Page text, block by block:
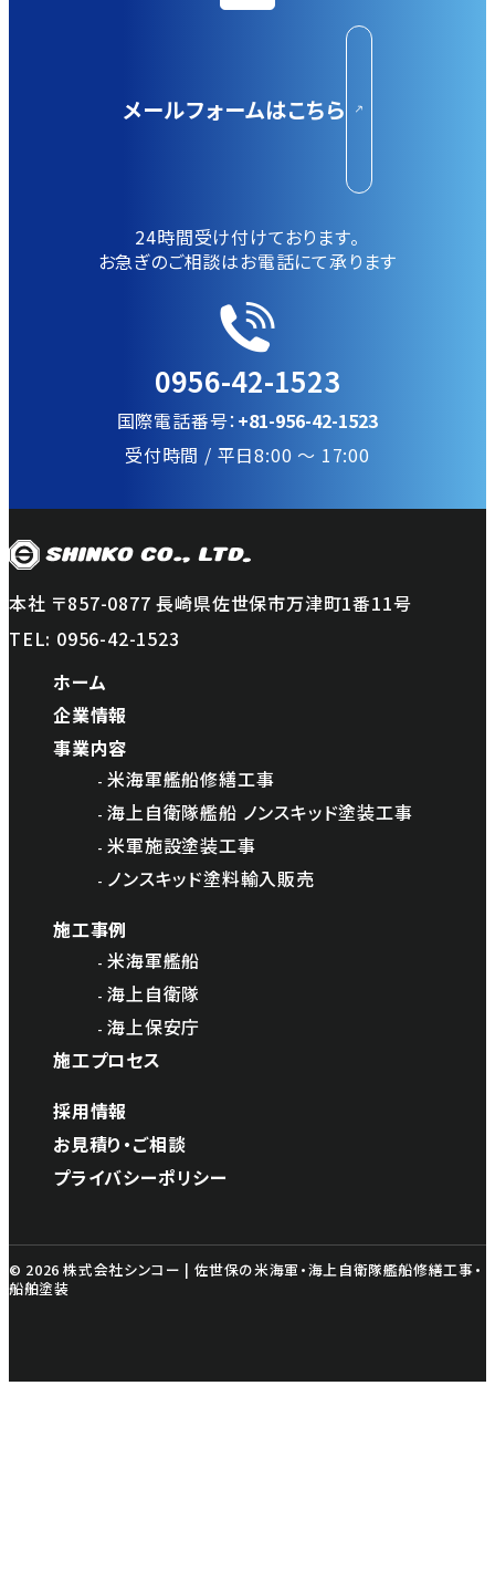
メールフォームはこちら
24時間受け付けております。
お急ぎのご相談はお電話にて承ります
0956-42-1523
国際電話番号：+81-956-42-1523
受付時間 / 平日8:00 〜 17:00
本社 〒857-0877 長崎県佐世保市万津町1番11号
TEL: 0956-42-1523
ホーム
企業情報
事業内容
米海軍艦船修繕工事
海上自衛隊艦船 ノンスキッド塗装工事
米軍施設塗装工事
ノンスキッド塗料輸入販売
施工事例
米海軍艦船
海上自衛隊
海上保安庁
施工プロセス
採用情報
お見積り・ご相談
プライバシーポリシー
© 2026 株式会社シンコー | 佐世保の米海軍・海上自衛隊艦船修繕工事・
船舶塗装